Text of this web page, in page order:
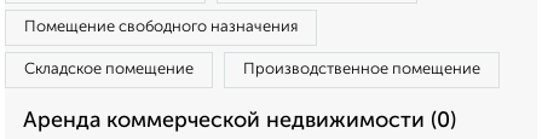
Помещение свободного назначения
Складское помещение Производственное помещение
Аренда коммерческой недвижимости (0)